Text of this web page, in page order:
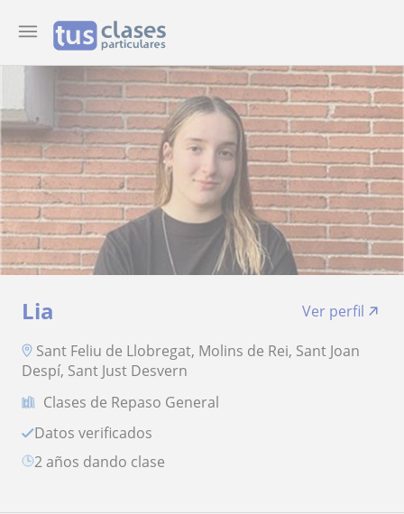
Lia
Ver perfil
Sant Feliu de Llobregat, Molins de Rei, Sant Joan
Despí, Sant Just Desvern
Clases de Repaso General
Datos verificados
2 años dando clase